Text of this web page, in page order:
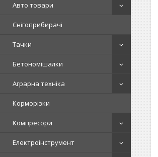
Авто товари
Снігоприбирачі
Тачки
Бетономішалки
Аграрна техніка
Корморізки
Компресори
Електроінструмент